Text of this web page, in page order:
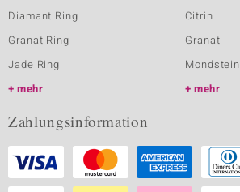
Diamant Ring
Granat Ring
Jade Ring
mehr
Citrin
Granat
Mondstein
mehr
Zahlungsinformation